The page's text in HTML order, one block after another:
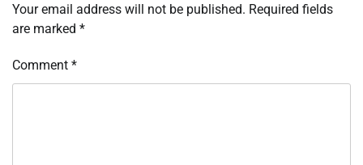
Your email address will not be published. Required fields
are marked *
Comment *